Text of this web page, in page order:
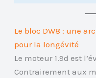
Le bloc DW8 : une
pour la longévité
Le moteur 1.9d est
Contrairement aux